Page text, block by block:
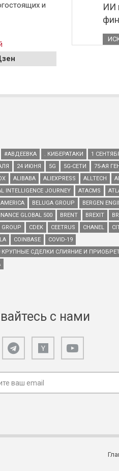
и
ИИ
#АВДЕЕВКА . КИБЕРАТАКИ 1
24 ИЮНЯ 5G 5G-СЕТИ 75-АЯ
ALIBABA ALIEXPRESS ALLTECH
INTELLIGENCE JOURNEY
ATACMS
BELUGA GROUP BERGEN
GLOBAL 500
BRENT BREXIT
GROUP
CDEK CEETRUS CHANEL
COINBASE
COVID-19
КРУПНЫЕ СДЕЛКИ СЛИЯНИЕ И
с нами